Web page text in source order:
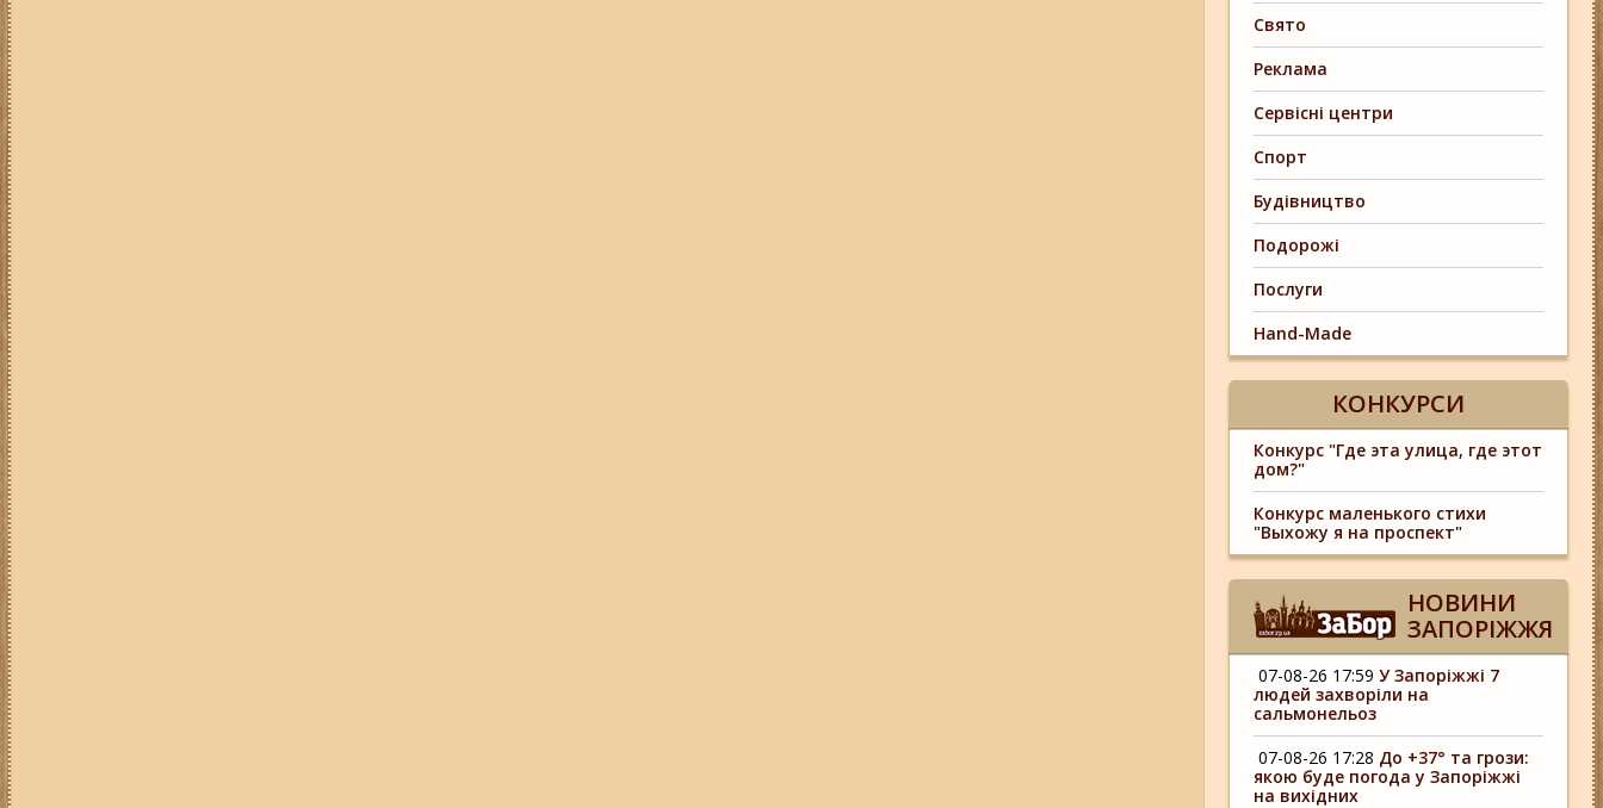
Свято
Реклама
Сервісні центри
Спорт
Будівництво
Подорожі
Послуги
Hand-Made
КОНКУРСИ
Конкурс "Где эта улица, где этот
дом?"
Конкурс маленького стихи
"Выхожу я на проспект"
НОВИНИ
ЗАПОРІЖЖЯ
07-08-26 17:59 У Запоріжжі 7
людей захворіли на
сальмонельоз
07-08-26 17:28 До +37° та грози:
якою буде погода у Запоріжжі
на вихідних